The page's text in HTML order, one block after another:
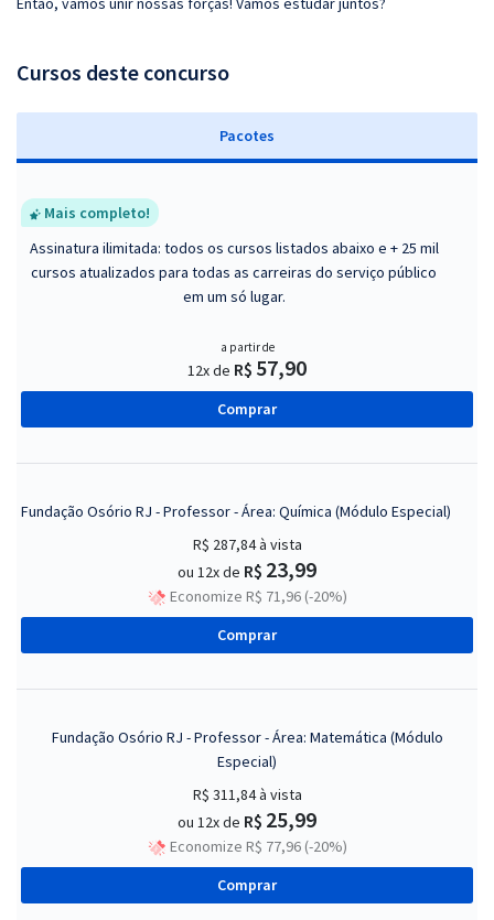
Cursos deste concurso
Pacotes
Mais completo!
Assinatura ilimitada: todos os cursos listados abaixo e + 25 mil
cursos atualizados para todas as carreiras do serviço público
em um só lugar.
a partir de
12x de R$ 57,90
Comprar
Fundação Osório RJ - Professor - Área: Química (Módulo Especial)
R$ 287,84à vista
ou 12x de R$ 23,99
Economize R$ 71,96 (-20%)
Comprar
Fundação Osório RJ - Professor - Área: Matemática (Módulo
Especial)
R$ 311,84à vista
ou 12x de R$ 25,99
Economize R$ 77,96 (-20%)
Comprar